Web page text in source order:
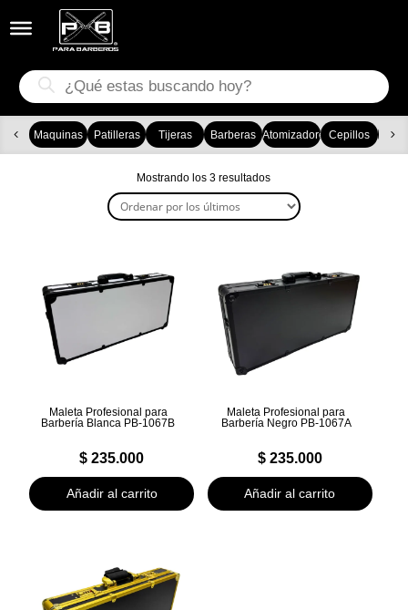
Búsqueda
de
productos
Maquinas Patilleras Tijeras Barberas AtomizadoresCepillos
Mostrando los 3 resultadosOrdenado
por
los
Maleta Profesional para
Barbería Blanca PB-1067B
$ 235.000
Añadir al carrito
Maleta Profesional para
Barbería Negro PB-1067A
$235.000
Añadir al carrito